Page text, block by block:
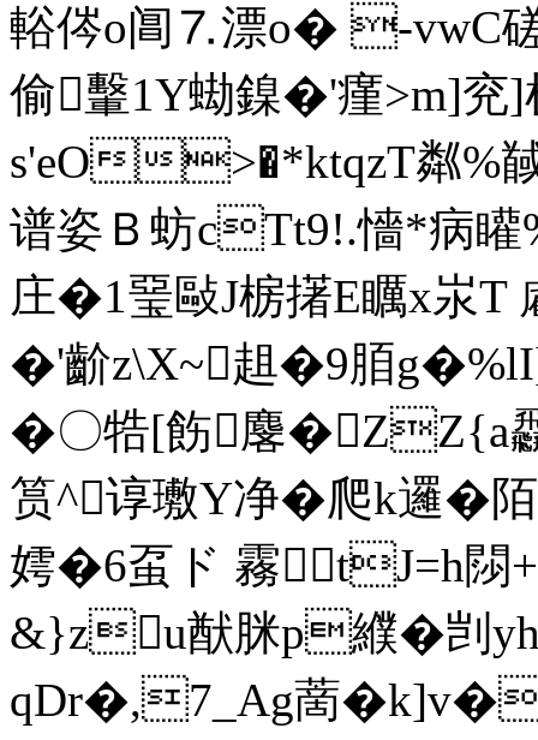
輍侺o阊⒎漂o� -vwC
偷轚1Y蜐鎳�'瘽>m]兖]
s'eO>�*ktqzT粼%馘
谱姿Ｂ蚄cTt9!.懎*病
庄�1琧敺J椖擆E矋x汖T
�'齘z\X~趄�9脜
�〇牿[飭麐�ZZ{a飝
筼^谆璷Y净�爬k邏
嫮�6虿ド 霧tJ=h閯
&}zu猷脒p纀� 剀
qDr�,7_Ag蔐